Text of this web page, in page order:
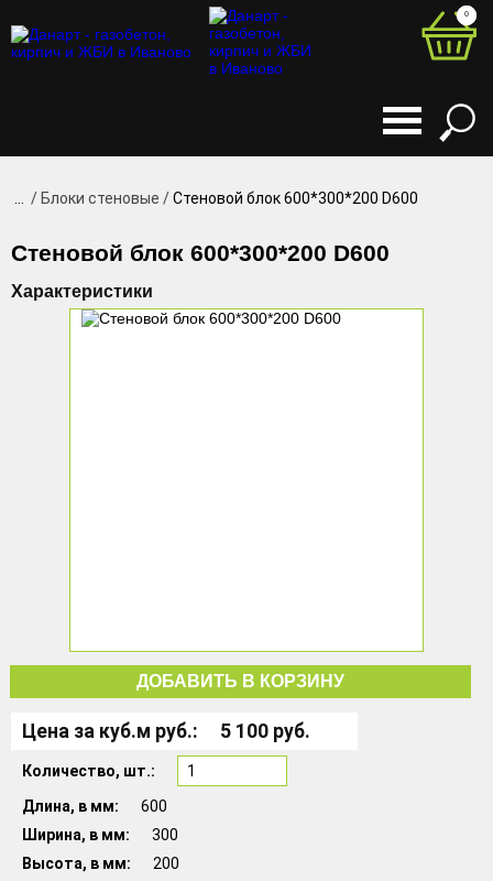
00
Блоки стеновые Стеновой блок 600*300*200 D600
Стеновой блок 600*300*200 D600
Характеристики
Цена за куб.м руб. 5 100 руб.
Количество, шт.
Длина, в мм
600
Ширина, в мм
300
Высота, в мм
200
ДОБАВИТЬ В КОРЗИНУ